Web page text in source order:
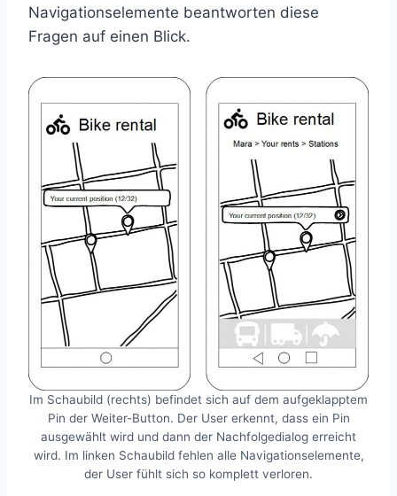
Navigationselemente beantworten diese
Fragen auf einen Blick.
Im Schaubild (rechts) befindet sich auf dem aufgeklapptem
Pin der Weiter-Button. Der User erkennt, dass ein Pin
ausgewählt wird und dann der Nachfolgedialog erreicht
wird. Im linken Schaubild fehlen alle Navigationselemente,
der User fühlt sich so komplett verloren.